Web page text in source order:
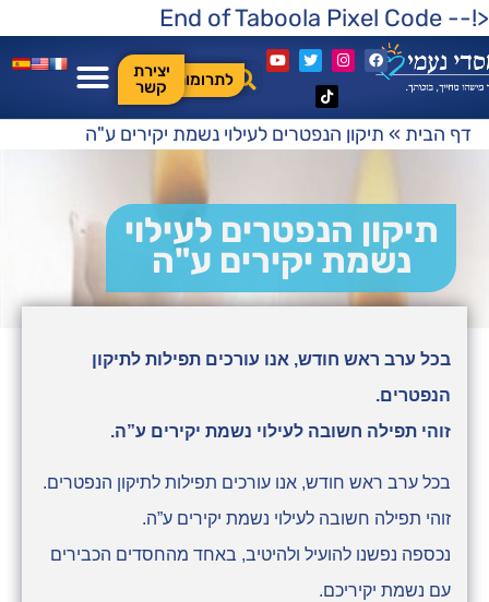
<!-- End of Taboola Pixel Code
לתרומות
יצירת
קשר
דף הבית » תיקון הנפטרים לעילוי נשמת יקירים ע"ה
תיקון הנפטרים לעילוי
נשמת יקירים ע"ה
בכל ערב ראש חודש, אנו עורכים תפילות לתיקון
הנפטרים.
זוהי תפילה חשובה לעילוי נשמת יקירים ע”ה.
בכל ערב ראש חודש, אנו עורכים תפילות לתיקון הנפטרים.
זוהי תפילה חשובה לעילוי נשמת יקירים ע”ה.
נכספה נפשנו להועיל ולהיטיב, באחד מהחסדים הכבירים
עם נשמת יקיריכם.